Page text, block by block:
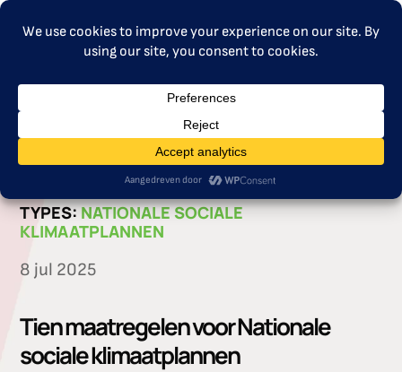
MENU
CATEGORIES:NSCPS|PUBLICATIES
TYPES:NATIONALE SOCIALE
KLIMAATPLANNEN
8 jul 2025
Tien maatregelen voor Nationale
sociale klimaatplannen